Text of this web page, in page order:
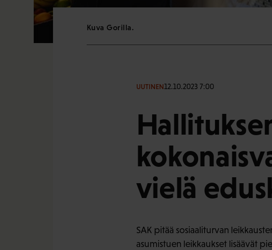
Kuva Gorilla.
UUTINEN12.10.2023 7:00
vielä
SAK pitää sosiaaliturvan
asumistuen leikkaukset lisäävät